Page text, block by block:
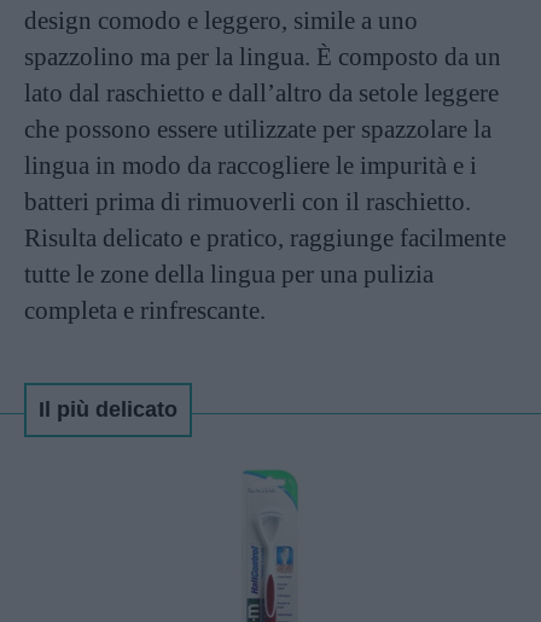
design comodo e leggero, simile a uno
spazzolino ma per la lingua. È composto da un
lato dal raschietto e dall’altro da setole leggere
che possono essere utilizzate per spazzolare la
lingua in modo da raccogliere le impurità e i
batteri prima di rimuoverli con il raschietto.
Risulta delicato e pratico, raggiunge facilmente
tutte le zone della lingua per una pulizia
completa e rinfrescante.
Il più delicato